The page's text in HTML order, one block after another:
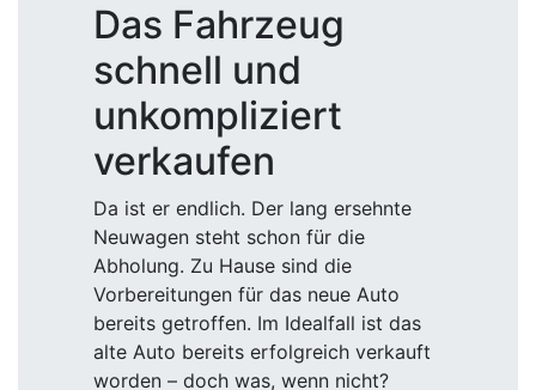
Das Fahrzeug
schnell und
unkompliziert
verkaufen
Da ist er endlich. Der lang ersehnte
Neuwagen steht schon für die
Abholung. Zu Hause sind die
Vorbereitungen für das neue Auto
bereits getroffen. Im Idealfall ist das
alte Auto bereits erfolgreich verkauft
worden – doch was, wenn nicht?